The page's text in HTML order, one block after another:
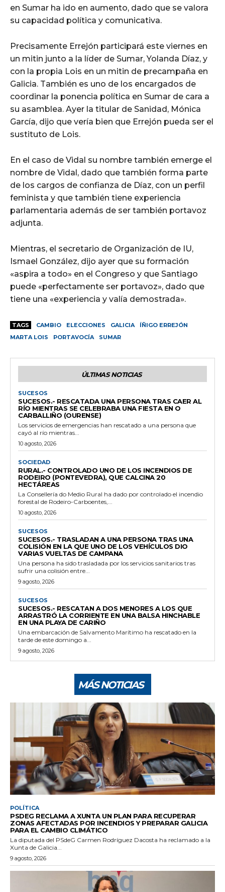
en Sumar ha ido en aumento, dado que se valora
su capacidad política y comunicativa.
Precisamente Errejón participará este viernes en
un mitin junto a la líder de Sumar, Yolanda Díaz, y
con la propia Lois en un mitin de precampaña en
Galicia. También es uno de los encargados de
coordinar la ponencia política en Sumar de cara a
su asamblea. Ayer la titular de Sanidad, Mónica
García, dijo que vería bien que Errejón pueda ser el
sustituto de Lois.
En el caso de Vidal su nombre también emerge el
nombre de Vidal, dado que también forma parte
de los cargos de confianza de Díaz, con un perfil
feminista y que también tiene experiencia
parlamentaria además de ser también portavoz
adjunta.
Mientras, el secretario de Organización de IU,
Ismael González, dijo ayer que su formación
«aspira a todo» en el Congreso y que Santiago
puede «perfectamente ser portavoz», dado que
tiene una «experiencia y valía demostrada».
TAGS CAMBIO ELECCIONES GALICIA
ÍÑIGO ERREJÓN
MARTA LOIS
PORTAVOCÍA SUMAR
ÚLTIMAS NOTICIAS
SUCESOS
SUCESOS.- RESCATADA UNA PERSONA TRAS CAER AL
RÍO MIENTRAS SE CELEBRABA UNA FIESTA EN O
CARBALLIÑO (OURENSE)
Los servicios de emergencias han rescatado a una persona que
cayó al río mientras...
10 agosto, 2026
SOCIEDAD
RURAL.- CONTROLADO UNO DE LOS INCENDIOS DE
RODEIRO (PONTEVEDRA), QUE CALCINA 20
HECTÁREAS
La Consellería do Medio Rural ha dado por controlado el incendio
forestal de Rodeiro-Carboentes,...
10 agosto, 2026
SUCESOS
SUCESOS.- TRASLADAN A UNA PERSONA TRAS UNA
COLISIÓN EN LA QUE UNO DE LOS VEHÍCULOS DIO
VARIAS VUELTAS DE CAMPANA
Una persona ha sido trasladada por los servicios sanitarios tras
sufrir una colisión entre...
9 agosto, 2026
SUCESOS
SUCESOS.- RESCATAN A DOS MENORES A LOS QUE
ARRASTRÓ LA CORRIENTE EN UNA BALSA HINCHABLE
EN UNA PLAYA DE CARIÑO
Una embarcación de Salvamento Marítimo ha rescatado en la
tarde de este domingo a...
9 agosto, 2026
MÁS NOTICIAS
POLÍTICA
PSDEG RECLAMA A XUNTA UN PLAN PARA RECUPERAR
ZONAS AFECTADAS POR INCENDIOS Y PREPARAR GALICIA
PARA EL CAMBIO CLIMÁTICO
La diputada del PSdeG Carmen Rodríguez Dacosta ha reclamado a la
Xunta de Galicia...
9 agosto, 2026